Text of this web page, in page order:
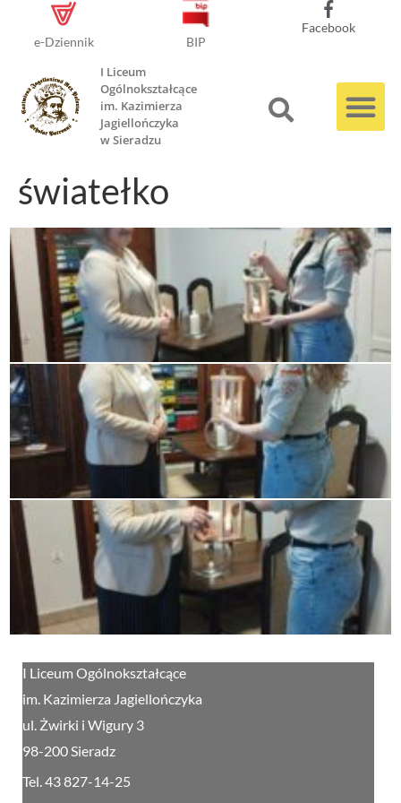
e-Dziennik BIP
Facebook
I Liceum
Ogólnokształcące
im. Kazimierza
Jagiellończyka
w Sieradzu
światełko
I Liceum Ogólnokształcące
im. Kazimierza Jagiellończyka
ul. Żwirki i Wigury 3
98-200 Sieradz
Tel. 43 827-14-25